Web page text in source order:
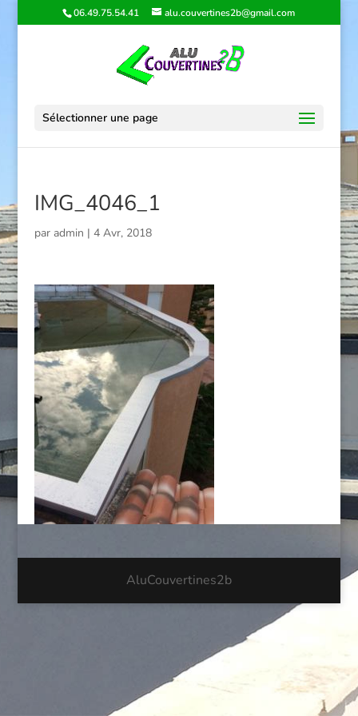
06.49.75.54.41 alu.couvertines2b@gmail.com
Sélectionner une page
IMG_4046_1
par admin | 4 Avr, 2018
AluCouvertines2b